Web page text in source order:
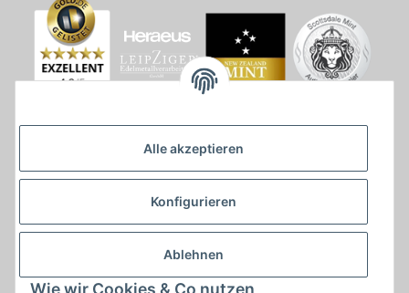
Alle akzeptieren
Konfigurieren
Ablehnen
Wie wir Cookies & Co nutzen